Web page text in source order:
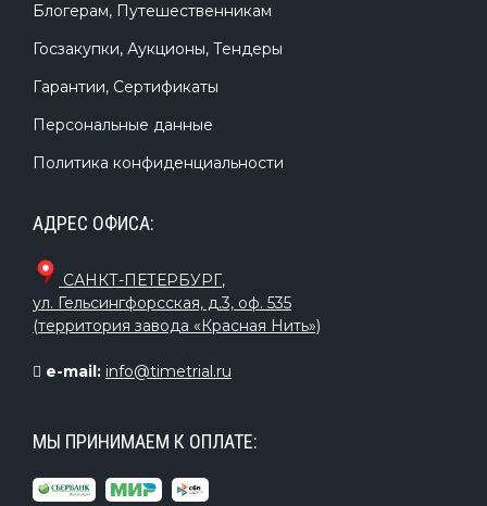
Блогерам, Путешественникам
Госзакупки, Аукционы, Тендеры
Гарантии, Сертификаты
Персональные данные
Политика конфиденциальности
АДРЕС ОФИСА:
САНКТ-ПЕТЕРБУРГ,
ул. Гельсингфорсская, д.3, оф. 535
(территория завода «Красная Нить»)
e-mail: info@timetrial.ru
МЫ ПРИНИМАЕМ К ОПЛАТЕ: